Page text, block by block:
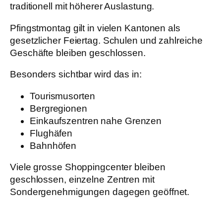
traditionell mit höherer Auslastung.
Pfingstmontag gilt in vielen Kantonen als
gesetzlicher Feiertag. Schulen und zahlreiche
Geschäfte bleiben geschlossen.
Besonders sichtbar wird das in:
Tourismusorten
Bergregionen
Einkaufszentren nahe Grenzen
Flughäfen
Bahnhöfen
Viele grosse Shoppingcenter bleiben
geschlossen, einzelne Zentren mit
Sondergenehmigungen dagegen geöffnet.